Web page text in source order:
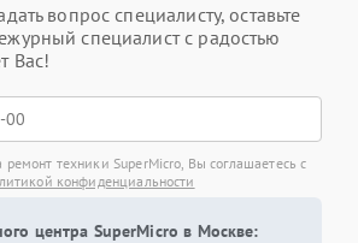
вопрос специалисту, оставьте
специалист с радостью
Вас!
ремонт техники SuperMicro, Вы соглашаетесь с
конфиденциальности
центра SuperMicro в Москве: